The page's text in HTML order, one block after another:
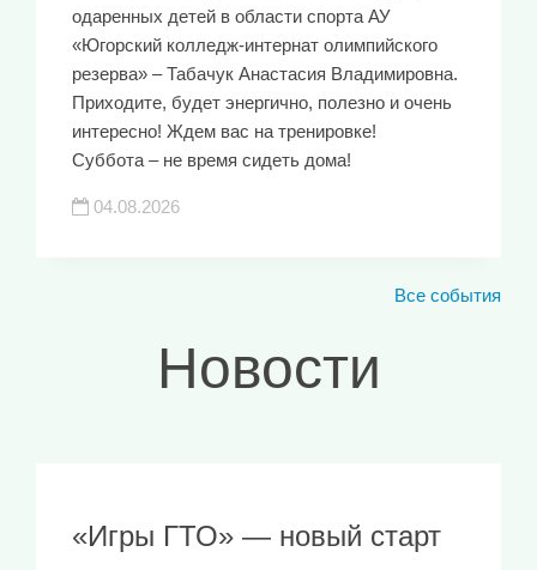
одаренных детей в области спорта АУ
«Югорский колледж-интернат олимпийского
резерва» – Табачук Анастасия Владимировна.
Приходите, будет энергично, полезно и очень
интересно! Ждем вас на тренировке!
Суббота – не время сидеть дома!
04.08.2026
Все события
Новости
«Игры ГТО» — новый старт